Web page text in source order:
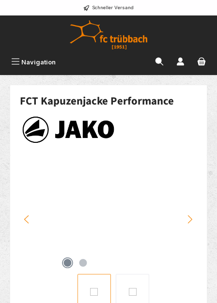
Schneller Versand
Navigation
FCT Kapuzenjacke Performance